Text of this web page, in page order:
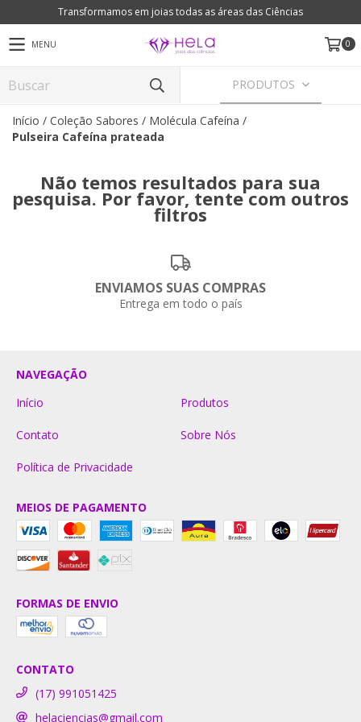
Transformamos em joias todas as áreas das Ciências
MENU 0
PRODUTOS
Início / Coleção Sabores / Molécula Cafeína /
Pulseira Cafeína prateada
Não temos resultados para sua
pesquisa. Por favor, tente com outros
filtros
ENVIAMOS SUAS COMPRAS
Entrega em todo o país
NAVEGAÇÃO
Início
Produtos
Contato Sobre Nós
Política de Privacidade
MEIOS DE PAGAMENTO
FORMAS DE ENVIO
CONTATO
(17) 991051425
helaciencias@gmail.com